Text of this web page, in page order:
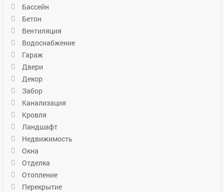
Бассейн
Бетон
Вентиляция
Водоснабжение
Гараж
Двери
Декор
Забор
Канализация
Кровля
Ландшафт
Недвижимость
Окна
Отделка
Отопление
Перекрытие